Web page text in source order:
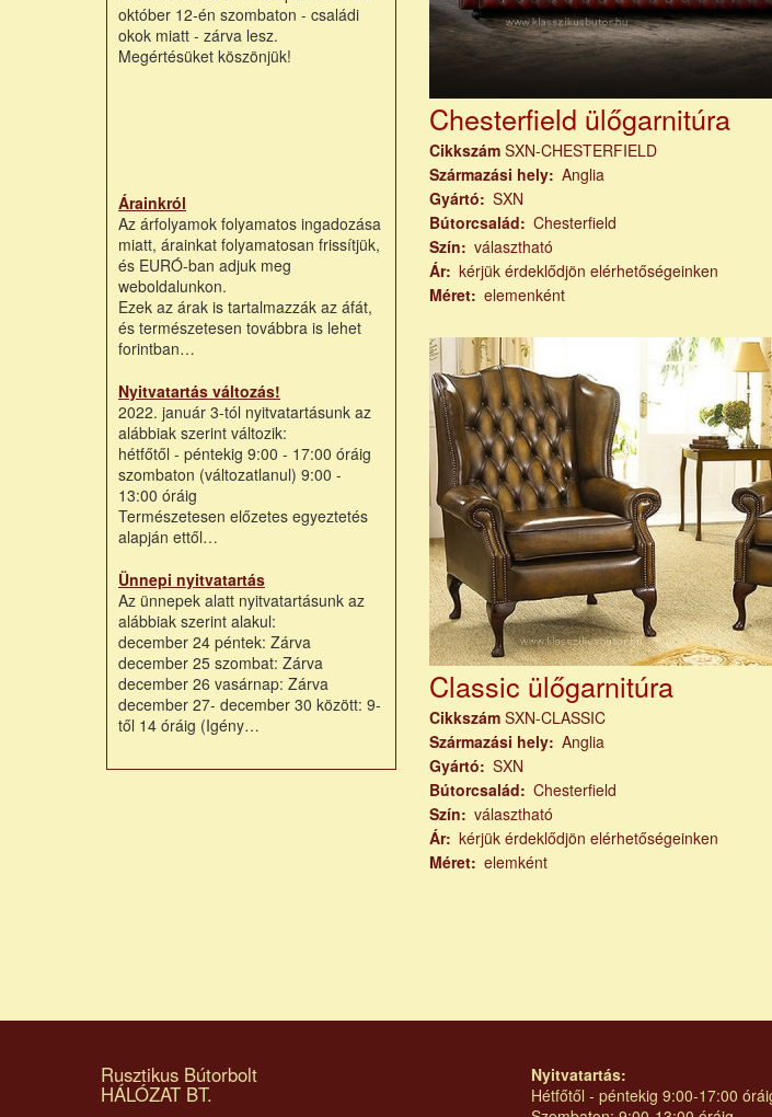
október 12-én szombaton - családi
okok miatt - zárva lesz.
Megértésüket köszönjük!
Árainkról
Az árfolyamok folyamatos ingadozása
miatt, árainkat folyamatosan frissítjük,
és EURÓ-ban adjuk meg
weboldalunkon.
Ezek az árak is tartalmazzák az áfát,
és természetesen továbbra is lehet
forintban…
Nyitvatartás változás!
2022. január 3-tól nyitvatartásunk az
alábbiak szerint változik:
hétfőtől - péntekig 9:00 - 17:00 óráig
szombaton (változatlanul) 9:00 -
13:00 óráig
Természetesen előzetes egyeztetés
alapján ettől…
Ünnepi nyitvatartás
Az ünnepek alatt nyitvatartásunk az
alábbiak szerint alakul:
december 24 péntek: Zárva
december 25 szombat: Zárva
december 26 vasárnap: Zárva
december 27- december 30 között: 9-
től 14 óráig (Igény…
Chesterfield ülőgarnitúra
Cikkszám SXN-CHESTERFIELD
Származási hely Anglia
Gyártó
SXN
Bútorcsalád
Chesterfield
Szín
választható
Ár kérjük érdeklődjön elérhetőségeinken
Méret elemenként
Classic ülőgarnitúra
Cikkszám SXN-CLASSIC
Származási hely Anglia
Gyártó
SXN
Bútorcsalád
Chesterfield
Szín
választható
Ár kérjük érdeklődjön elérhetőségeinken
Méret elemként
Rusztikus Bútorbolt
HÁLÓZAT BT.
Nyitvatartás:
Hétfőtől - péntekig 9:00-17:00